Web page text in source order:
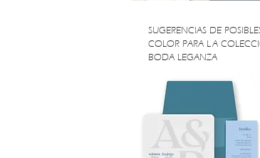
SUGERENCIAS DE
COLOR PARA LA
BODA LEGANZA